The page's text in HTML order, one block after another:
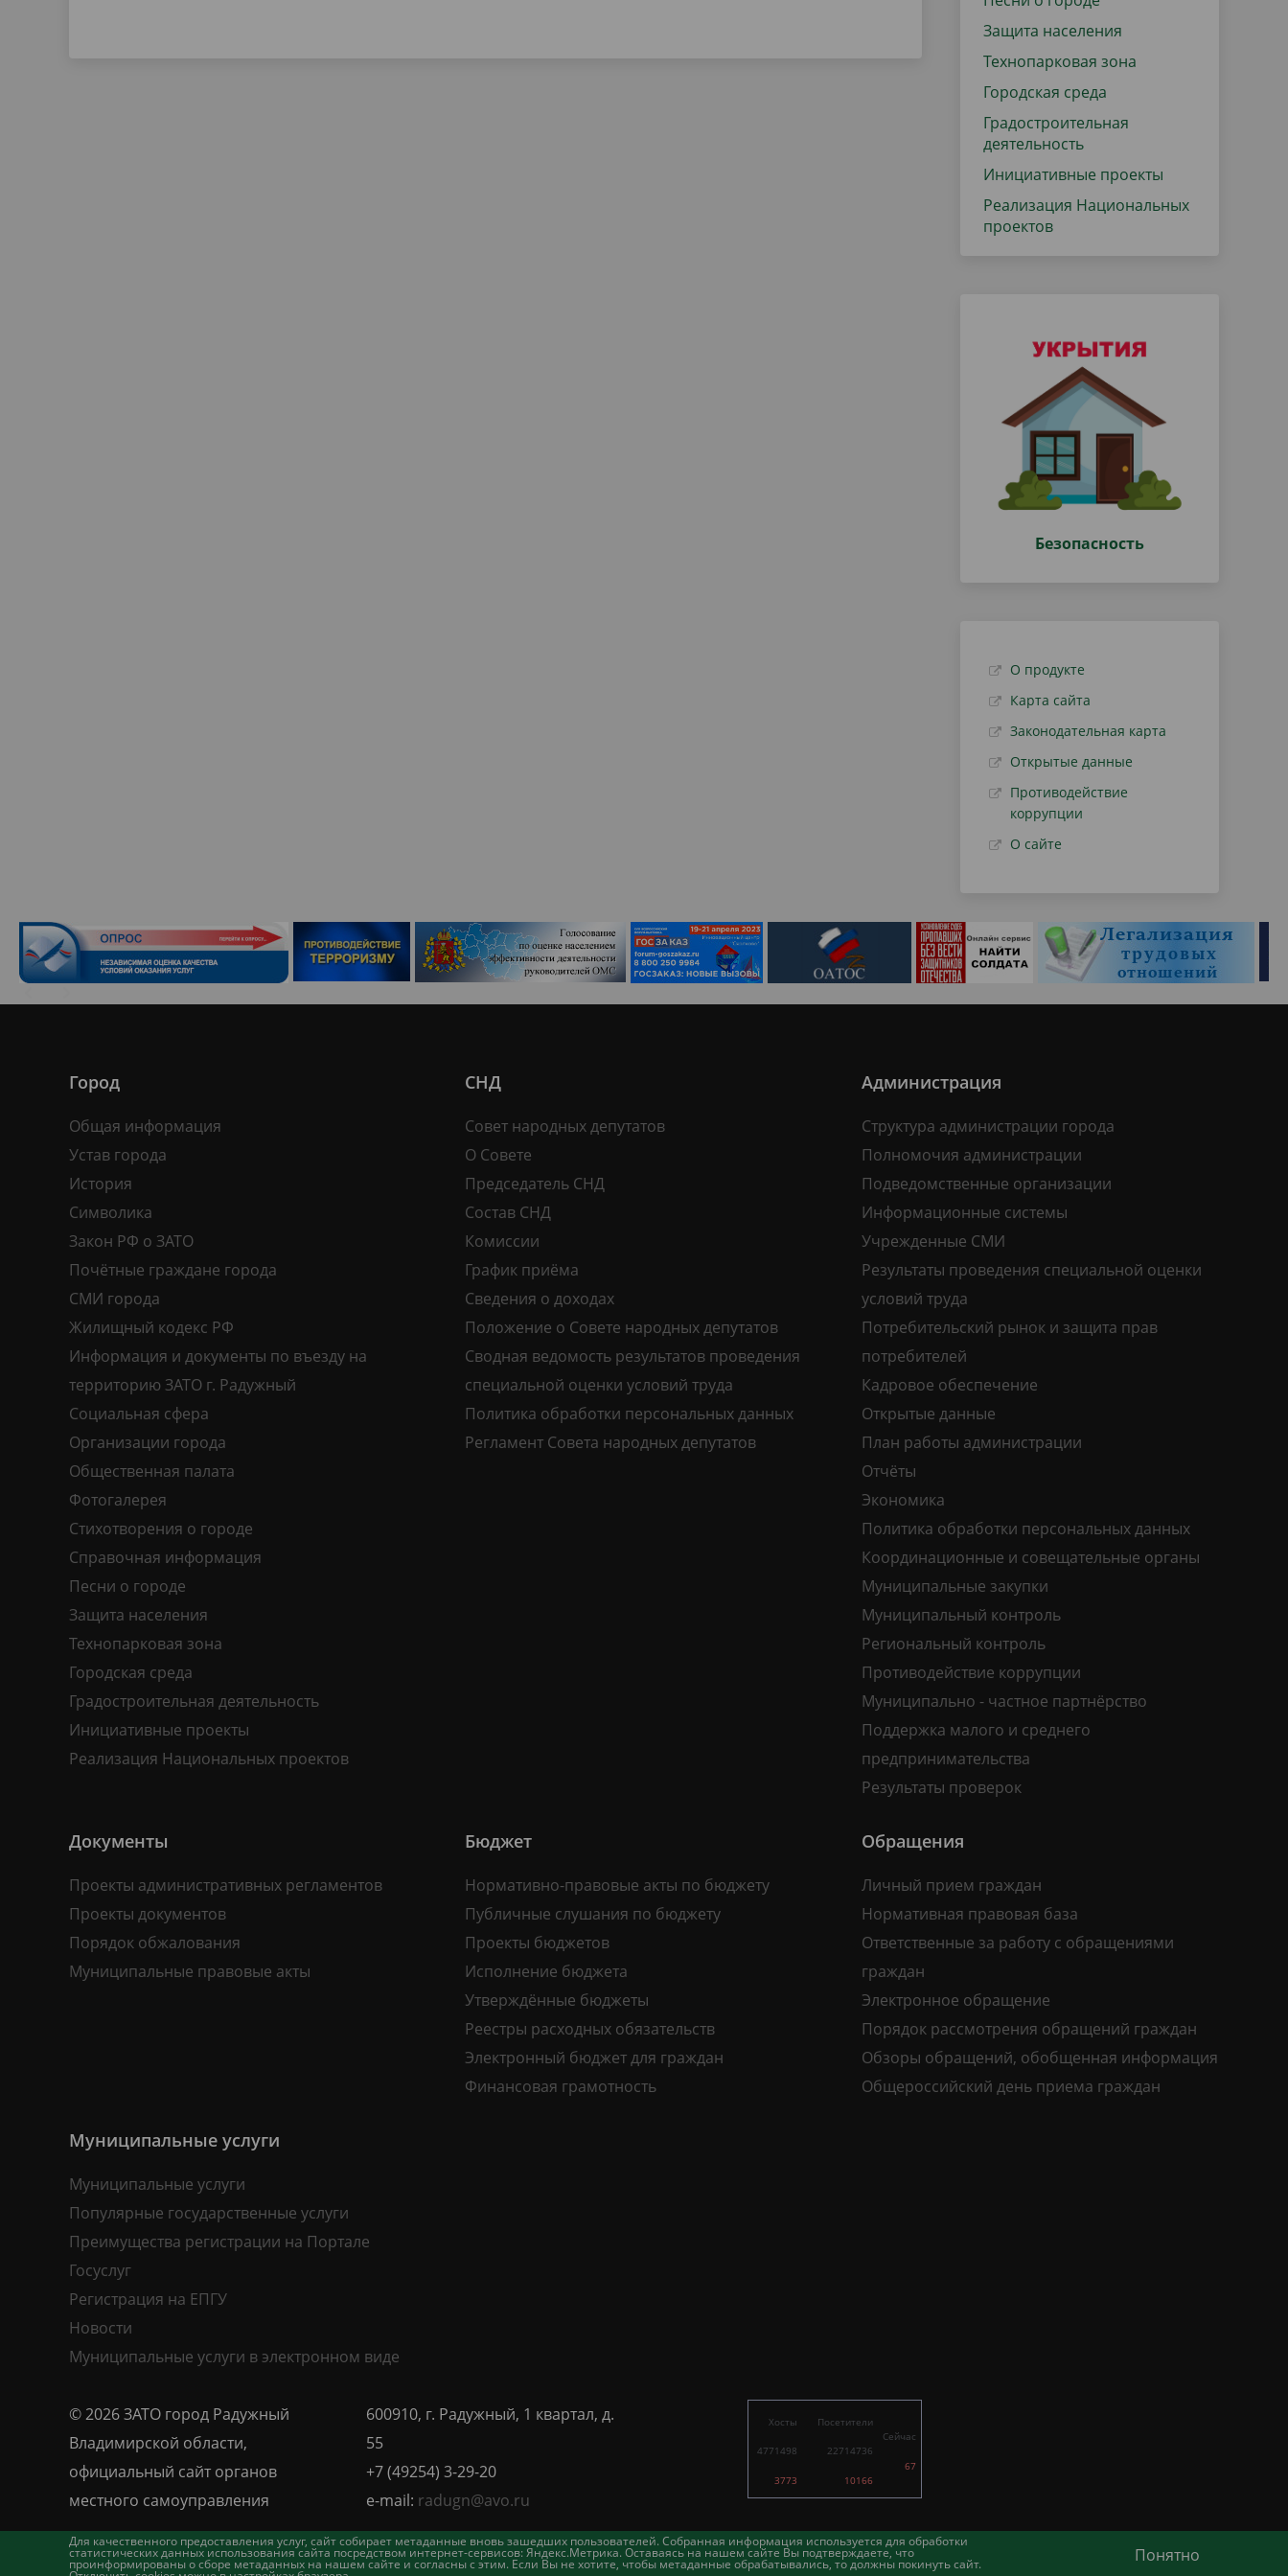
Защита населения
Технопарковая зона
Городская среда
Градостроительная
деятельность
Инициативные проекты
Реализация Национальных
проектов
Безопасность
О продукте
Карта сайта
Законодательная карта
Открытые данные
Противодействие
коррупции
О сайте
Для качественного предоставления услуг, сайт собирает метаданные вновь зашедших пользователей. Собранная информация используется для обработки
статистических данных использования сайта посредством интернет-сервисов: Яндекс.Метрика. Оставаясь на нашем сайте Вы подтверждаете, что
проинформированы о сборе метаданных на нашем сайте и согласны с этим. Если Вы не хотите, чтобы метаданные обрабатывались, то должны покинуть сайт. Понятно
Город
Общая информация
Устав города
История
Символика
Закон РФ о ЗАТО
Почётные граждане города
СМИ города
Жилищный кодекс РФ
Информация и документы по въезду на
территорию ЗАТО г. Радужный
Социальная сфера
Организации города
Общественная палата
Фотогалерея
Стихотворения о городе
Справочная информация
Песни о городе
Защита населения
Технопарковая зона
Городская среда
Градостроительная деятельность
Инициативные проекты
Реализация Национальных проектов
СНД
Совет народных депутатов
О Совете
Председатель СНД
Состав СНД
Комиссии
График приёма
Сведения о доходах
Положение о Совете народных депутатов
Сводная ведомость результатов проведения
специальной оценки условий труда
Политика обработки персональных данных
Регламент Совета народных депутатов
Администрация
Структура администрации города
Полномочия администрации
Подведомственные организации
Информационные системы
Учрежденные СМИ
Результаты проведения специальной оценки
условий труда
Потребительский рынок и защита прав
потребителей
Кадровое обеспечение
Открытые данные
План работы администрации
Отчёты
Экономика
Политика обработки персональных данных
Координационные и совещательные органы
Муниципальные закупки
Муниципальный контроль
Региональный контроль
Противодействие коррупции
Муниципально - частное партнёрство
Поддержка малого и среднего
предпринимательства
Результаты проверок
Документы
Проекты административных регламентов
Проекты документов
Порядок обжалования
Муниципальные правовые акты
Бюджет
Нормативно-правовые акты по бюджету
Публичные слушания по бюджету
Проекты бюджетов
Исполнение бюджета
Утверждённые бюджеты
Реестры расходных обязательств
Электронный бюджет для граждан
Финансовая грамотность
Обращения
Личный прием граждан
Нормативная правовая база
Ответственные за работу с обращениями
граждан
Электронное обращение
Порядок рассмотрения обращений граждан
Обзоры обращений, обобщенная информация
Общероссийский день приема граждан
Муниципальные услуги
Муниципальные услуги
Популярные государственные услуги
Преимущества регистрации на Портале
Госуслуг
Регистрация на ЕПГУ
Новости
Муниципальные услуги в электронном виде
© 2026 ЗАТО город Радужный
Владимирской области,
официальный сайт органов
местного самоуправления
600910, г. Радужный, 1 квартал, д.
55
+7 (49254) 3-29-20
e-mail: radugn@avo.ru
Хосты
4771498
3773
Посетители
22714736
10166
Сейчас
67